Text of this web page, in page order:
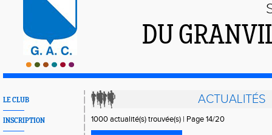
DU
LE CLUB
INSCRIPTION
ACTUALITÉS
1000 actualité(s) trouvée(s) | Page 14/20